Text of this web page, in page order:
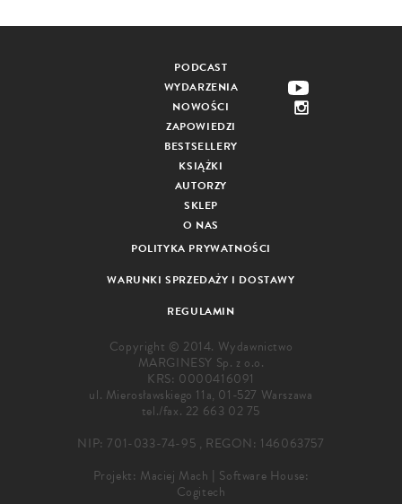
PODCAST
WYDARZENIA
NOWOŚCI
ZAPOWIEDZI
BESTSELLERY
KSIĄŻKI
AUTORZY
SKLEP
O NAS
POLITYKA PRYWATNOŚCI
WARUNKI SPRZEDAŻY I DOSTAWY
REGULAMIN
Copyright © 2014. Wydawnictwo
MARGINESY Sp. z o.o.
KRS: 0000416091
ul. Mierosławskiego 11a, 01-527 Warszawa
tel./fax. 22 663 02 75
NIP: 701-033-74-95 , REGON: 146063757
Projekt: Maciej Mach | Software House:
Cogitech